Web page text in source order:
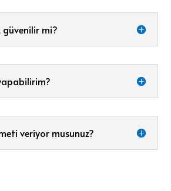
güvenilir mi?
veriyor musunuz?